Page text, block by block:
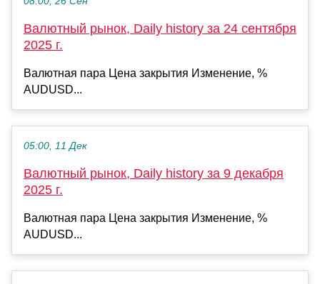
Валютный рынок, Daily history за 24 сентября
2025 г.
Валютная пара Цена закрытия Изменение, %
AUDUSD...
05:00, 11 Дек
Валютный рынок, Daily history за 9 декабря
2025 г.
Валютная пара Цена закрытия Изменение, %
AUDUSD...